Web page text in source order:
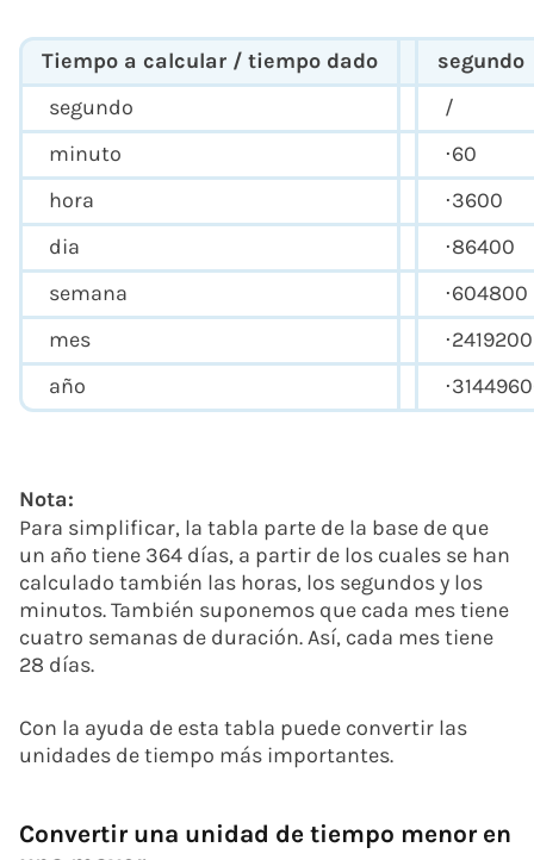
Tiempo a calcular / tiempo dado
segundo
segundo
/
minuto
⋅60
hora
⋅3600
dia
⋅86400
semana
⋅604800
mes
⋅2419200
año
Nota:
Para simplificar, la tabla parte de la base de que
un año tiene 364 días, a partir de los cuales se han
calculado también las horas, los segundos y los
minutos. También suponemos que cada mes tiene
cuatro semanas de duración. Así, cada mes tiene
28 días.
Con la ayuda de esta tabla puede convertir las
unidades de tiempo más importantes.
Convertir una unidad de tiempo menor en